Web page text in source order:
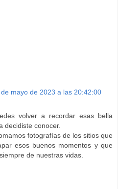
mayo de 2023 a las 20:42:00
volver a recordar esas bella
decidiste conocer.
fotografías de los sitios que
esos buenos momentos y que
de nuestras vidas.